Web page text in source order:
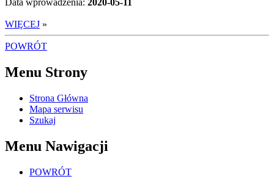
Data wprowadzenia: 2020-05-11
WIĘCEJ »
POWRÓT
Menu Strony
Strona Główna
Mapa serwisu
Szukaj
Menu Nawigacji
POWRÓT